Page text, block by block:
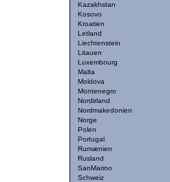
Kazakhstan
Kosovo
Kroatien
Letland
Liechtenstein
Litauen
Luxembourg
Malta
Moldova
Montenegro
Nordirland
Nordmakedonien
Norge
Polen
Portugal
Rumænien
Rusland
SanMarino
Schweiz